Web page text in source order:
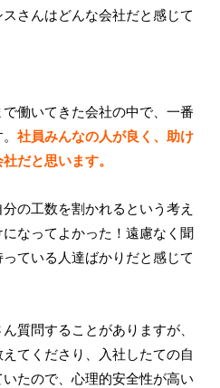
さんはどんな会社だと感じて
働いてきた会社の中で、一番
。社員みんなの人が良く、助け
だと思います。
の工数を割かれるという考え
なってよかった！遠慮なく聞
ている人達ばかりだと感じて
質問することがありますが、
てくださり、入社したての自
たので、心理的安全性が高い